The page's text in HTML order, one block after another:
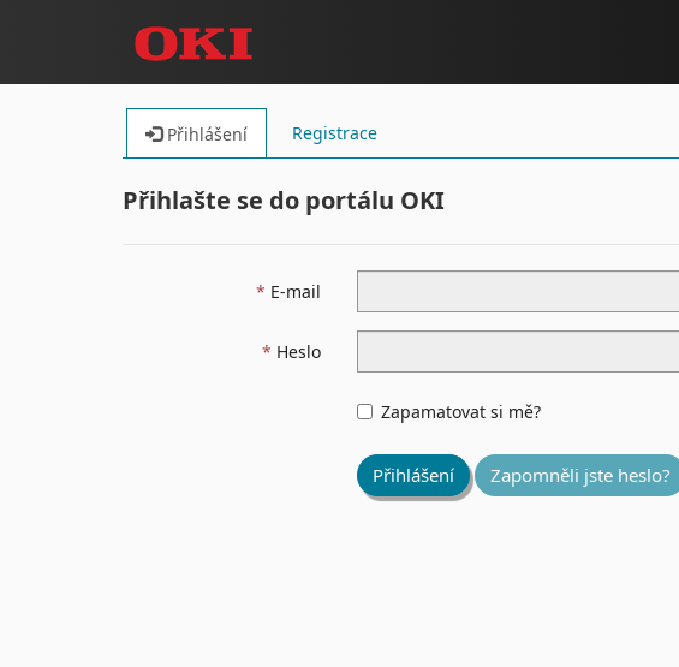
Přihlášení Registrace
Přihlašte se do portálu OKI
E-mail
Heslo
Zapamatovat si mě?
Přihlášení Zapomněli jste heslo?